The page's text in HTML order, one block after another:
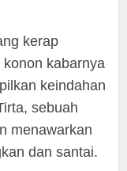
kerap
kabarnya
keindahan
sebuah
menawarkan
dan santai.